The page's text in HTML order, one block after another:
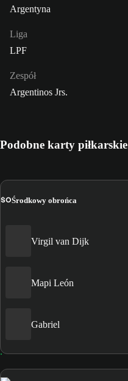
Argentyna
Liga
LPF
Zespół
Argentinos Jrs.
Podobne karty piłkarskie
ŚOŚrodkowy obrońca
Virgil van Dijk
Mapi León
Gabriel